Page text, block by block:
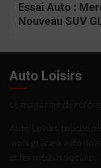
Essai Auto :
Nouveau SUV
Auto Loisirs